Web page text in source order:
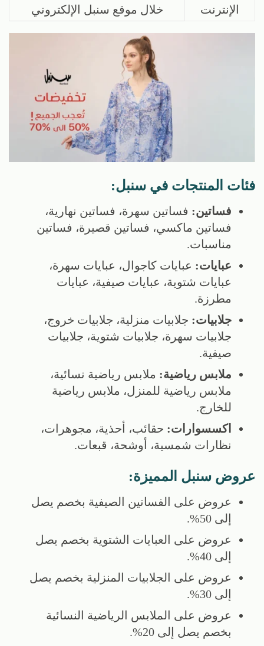
الإنترنت
خلال موقع سنبل الإلكتروني
فئات المنتجات في سنبل:
فساتين: فساتين سهرة، فساتين نهارية،
فساتين ماكسي، فساتين قصيرة، فساتين
مناسبات.
عبايات: عبايات كاجوال، عبايات سهرة،
عبايات شتوية، عبايات صيفية، عبايات
مطرزة.
جلابيات: جلابيات منزلية، جلابيات خروج،
جلابيات سهرة، جلابيات شتوية، جلابيات
صيفية.
ملابس رياضية: ملابس رياضية نسائية،
ملابس رياضية للمنزل، ملابس رياضية
للخارج.
اكسسوارات: حقائب، أحذية، مجوهرات،
نظارات شمسية، أوشحة، قبعات.
عروض سنبل المميزة:
عروض على الفساتين الصيفية بخصم يصل
إلى 50%.
عروض على العبايات الشتوية بخصم يصل
إلى 40%.
عروض على الجلابيات المنزلية بخصم يصل
إلى 30%.
عروض على الملابس الرياضية النسائية
بخصم يصل إلى 20%.